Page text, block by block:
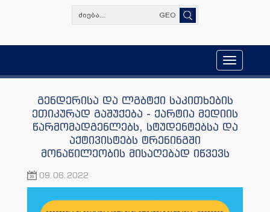
GEO
Toggle
navigation
გენდერისა და ლგბტქი საკითხების
ეთიკურად გაშუქება - ქარტია მედიის
წარმომადგენლებს, სტუდენტებსა და
აქტივისტებს ტრენინგში
მონაწილეობის მისაღებად იწვევს
09.06.2022